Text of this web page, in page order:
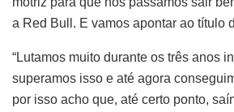
a Red Bull. E vamos apontar ao título
“Lutamos muito durante os três anos
superamos isso e até agora
por isso acho que, até certo ponto,